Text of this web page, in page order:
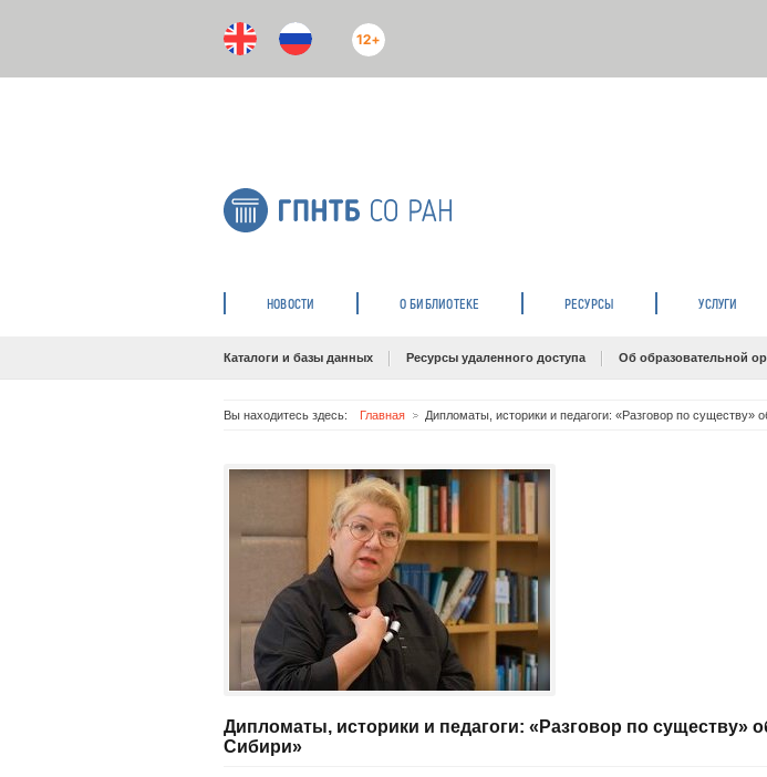
12+
НОВОСТИ О БИБЛИОТЕКЕ РЕСУРСЫ УСЛУГИ
Каталоги и базы данных Ресурсы удаленного доступа Об образовательной
Вы находитесь здесь: Главная Дипломаты, историки и педагоги: «Разговор по существу»
Дипломаты, историки и педагоги: «Разговор по существу»
Сибири»